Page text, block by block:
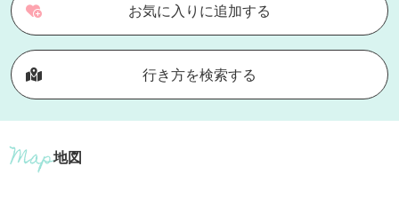
お気に入りに追加する
行き方を検索する
地図